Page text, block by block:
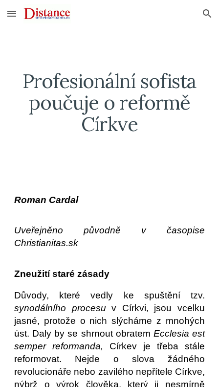
Skip to main content Skip to navigation
Profesionální sofista
poučuje o reformě
Církve
Roman Cardal
Uveřejněno původně v časopise
Christianitas.sk
Zneužití staré zásady
Důvody, které vedly ke spuštění tzv.
synodálního procesu v Církvi, jsou vcelku
jasné, protože o nich slýcháme z mnohých
úst. Daly by se shrnout obratem Ecclesia est
semper reformanda, Církev je třeba stále
reformovat. Nejde o slova žádného
revolucionáře nebo zavilého nepřítele Církve,
nýbrž o výrok člověka, který ji nesmírně